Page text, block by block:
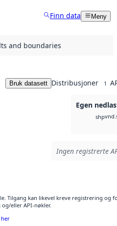
Finn data Meny
and boundaries
Bruk datasett Distribusjoner 1
Egen
shp
Ingen registrerte
Tilgang kan likevel kreve registrering og
eller API-nøkler.
her